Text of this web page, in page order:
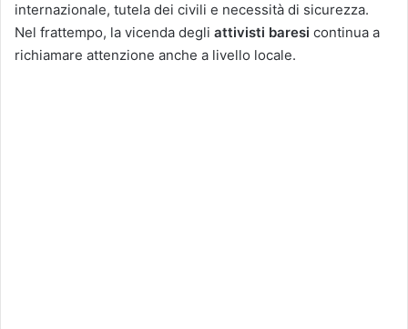
internazionale, tutela dei civili e necessità di sicurezza.
Nel frattempo, la vicenda degli attivisti baresi continua a
richiamare attenzione anche a livello locale.